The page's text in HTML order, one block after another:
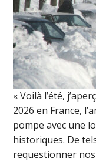
« Voilà l’été,
2026 en France,
pompe avec une
historiques. De
requestionner